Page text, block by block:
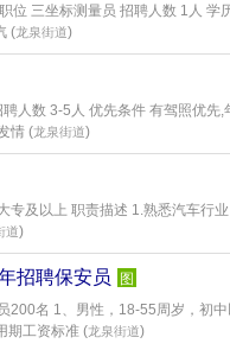
位 三坐标测量员 招聘人数 1人
(龙泉街道)
人数 3-5人 优先条件 有驾照优
情 (龙泉街道)
专及以上 职责描述 1.熟悉汽车行
道)
招聘保安员
图
200名 1、男性，18-55周岁，初
期工资标准 (龙泉街道)